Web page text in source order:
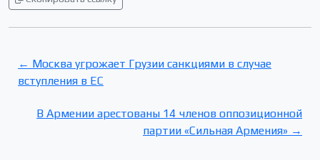
← Москва угрожает Грузии санкциями в случае
вступления в ЕС
В Армении арестованы 14 членов оппозиционной
партии «Сильная Армения» →